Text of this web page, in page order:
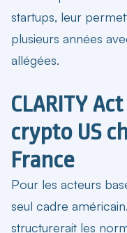
startups, leur
plusieurs années
allégées.
CLARITY
crypto US
France
Pour les acteurs
seul cadre
structurerait les